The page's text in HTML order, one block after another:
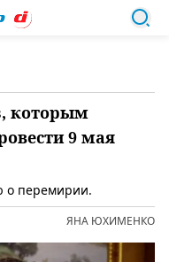
которым
9 мая
о перемирии.
ЯНА ЮХИМЕНКО